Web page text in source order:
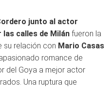
junto al actor
calles de Milán fueron la
su relación con Mario Casas
romance de
del Goya a mejor actor
Una ruptura que